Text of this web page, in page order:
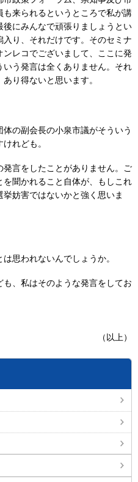
来られるというところで私が講
にみんなで頑張りましょうとい
入り、それだけです。そのセミナ
レコでございまして、ここに発
う発言は全くありません。それ
り得ないと思います。
の副会長の小泉市議がそういう
れども。
言をしたことがありません。ご
聞かれること自体が、もしこれ
妨害ではないかと強く思いま
思われないんでしょうか。
、私はそのような発言をしてお
（以上）